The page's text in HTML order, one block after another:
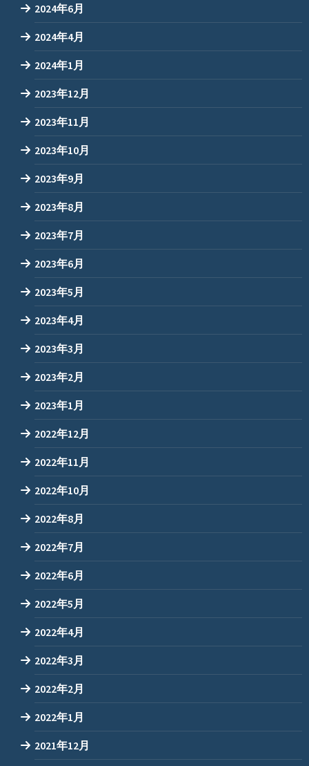
2024年6月
2024年4月
2024年1月
2023年12月
2023年11月
2023年10月
2023年9月
2023年8月
2023年7月
2023年6月
2023年5月
2023年4月
2023年3月
2023年2月
2023年1月
2022年12月
2022年11月
2022年10月
2022年8月
2022年7月
2022年6月
2022年5月
2022年4月
2022年3月
2022年2月
2022年1月
2021年12月